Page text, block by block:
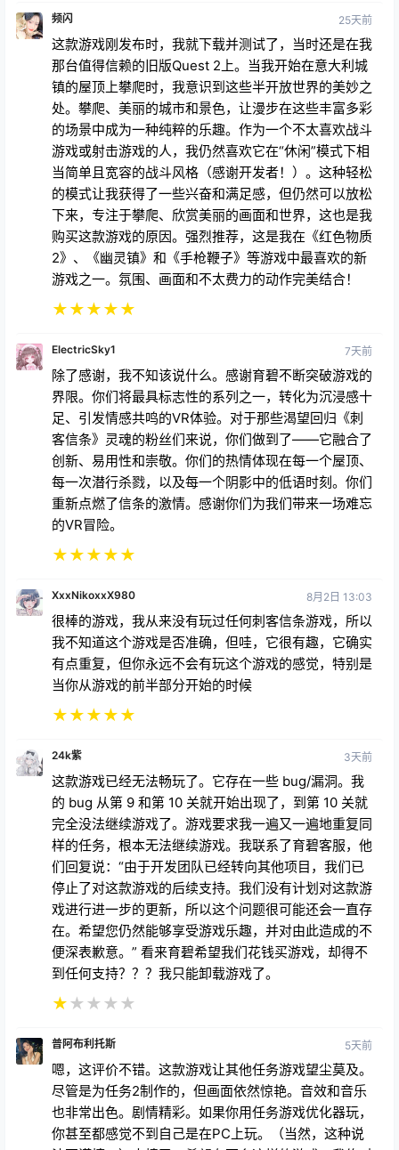
这款游戏刚发布时，我就下载并测试了，当时还是在我
那台值得信赖的旧版Quest 2上。当我开始在意大利城
镇的屋顶上攀爬时，我意识到这些半开放世界的美妙之
处。攀爬、美丽的城市和景色，让漫步在这些丰富多彩
的场景中成为一种纯粹的乐趣。作为一个不太喜欢战斗
游戏或射击游戏的人，我仍然喜欢它在“休闲”模式下相
当简单且宽容的战斗风格（感谢开发者！）。这种轻松
的模式让我获得了一些兴奋和满足感，但仍然可以放松
下来，专注于攀爬、欣赏美丽的画面和世界，这也是我
购买这款游戏的原因。强烈推荐，这是我在《红色物质
2》、《幽灵镇》和《手枪鞭子》等游戏中最喜欢的新
游戏之一。氛围、画面和不太费力的动作完美结合！
★★★ ★ ★
除了感谢，我不知该说什么。感谢育碧不断突破游戏的
界限。你们将最具标志性的系列之一，转化为沉浸感十
足、引发情感共鸣的VR体验。对于那些渴望回归《刺
客信条》灵魂的粉丝们来说，你们做到了——它融合了
创新、易用性和崇敬。你们的热情体现在每一个屋顶、
每一次潜行杀戮，以及每一个阴影中的低语时刻。你们
重新点燃了信条的激情。感谢你们为我们带来一场难忘
的VR冒险。
★★★★
很棒的游戏，我从来没有玩过任何刺客信条游戏，所以
我不知道这个游戏是否准确，但哇，它很有趣，它确实
有点重复，但你永远不会有玩这个游戏的感觉，特别是
当你从游戏的前半部分开始的时候
★★★★★
这款游戏已经无法畅玩了。它存在一些 bug/漏洞。我
的 bug 从第 9 和第 10 关就开始出现了，到第 10 关就
完全没法继续游戏了。游戏要求我一遍又一遍地重复同
样的任务，根本无法继续游戏。我联系了育碧客服，他
们回复说：“由于开发团队已经转向其他项目，我们已
停止了对这款游戏的后续支持。我们没有计划对这款游
戏进行进一步的更新，所以这个问题很可能还会一直存
在。希望您仍然能够享受游戏乐趣，并对由此造成的不
便深表歉意。” 看来育碧希望我们花钱买游戏，却得不
到任何支持？？？我只能卸载游戏了。
★★★★★
嗯，这评价不错。这款游戏让其他任务游戏望尘莫及。
尽管是为任务2制作的，但画面依然惊艳。音效和音乐
也非常出色。剧情精彩。如果你用任务游戏优化器玩，
你甚至都感觉不到自己是在PC上玩。（当然，这种说
法要谨慎。）太棒了，希望有更多这样的游戏。我绝对